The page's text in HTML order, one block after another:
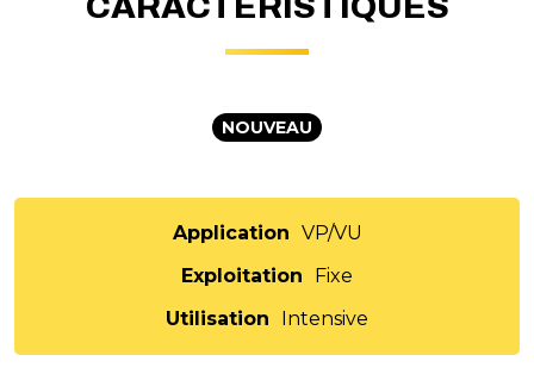
NOUVEAU
Application VP/VU
Exploitation
Fixe
Utilisation
Intensive